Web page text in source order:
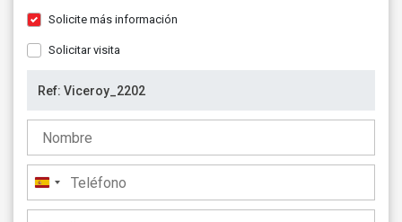
Solicite más información
Solicitar visita
España
+34